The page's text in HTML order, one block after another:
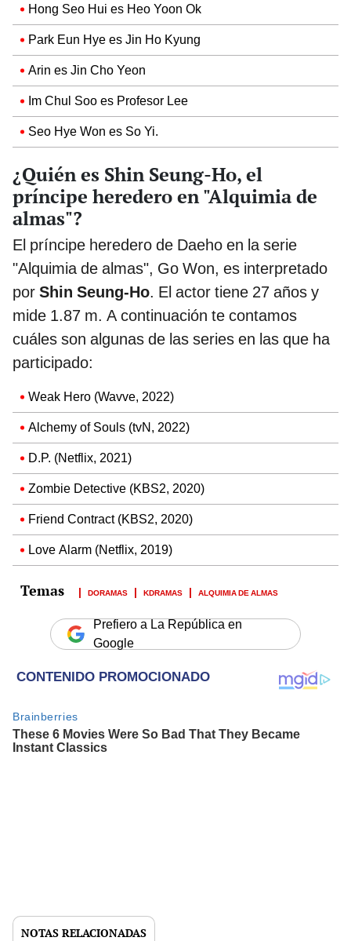
Hong Seo Hui es Heo Yoon Ok
Park Eun Hye es Jin Ho Kyung
Arin es Jin Cho Yeon
Im Chul Soo es Profesor Lee
Seo Hye Won es So Yi.
¿Quién es Shin Seung-Ho, el
príncipe heredero en "Alquimia de
almas"?
El príncipe heredero de Daeho en la serie
"Alquimia de almas", Go Won, es interpretado
por Shin Seung-Ho. El actor tiene 27 años y
mide 1.87 m. A continuación te contamos
cuáles son algunas de las series en las que ha
participado:
Weak Hero (Wavve, 2022)
Alchemy of Souls (tvN, 2022)
D.P. (Netflix, 2021)
Zombie Detective (KBS2, 2020)
Friend Contract (KBS2, 2020)
Love Alarm (Netflix, 2019)
DORAMAS KDRAMAS ALQUIMIA DE ALMAS
Prefiero a La República en
Google
NOTAS RELACIONADAS